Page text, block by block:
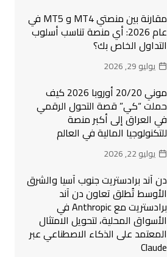
مقارنة بين منصتي MT4 و MT5 في
عام 2026: أي منصة تناسب أسلوب
التداول الخاص بك؟
يوليو 29, 2026
موني 20/20 أوروبا 2026 كيف
حملت “كي” قصة التحول الرقمي
في العراق إلى أكبر منصة
للتكنولوجيا المالية في العالم
يوليو 22, 2026
دن آند برادستريت جنوب آسيا والشرق
الأوسط تُطلق تعاون دن آند
برادستريت مع Anthropic في
الأسواق المحلية، لتحويل الامتثال
المعتمد على الذكاء الاصطناعي عبر
Claude